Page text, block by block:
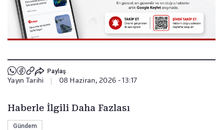
Paylaş
Yayın Tarihi 08 Haziran, 2026 - 13:17
Haberle İlgili Daha Fazlası
Gündem